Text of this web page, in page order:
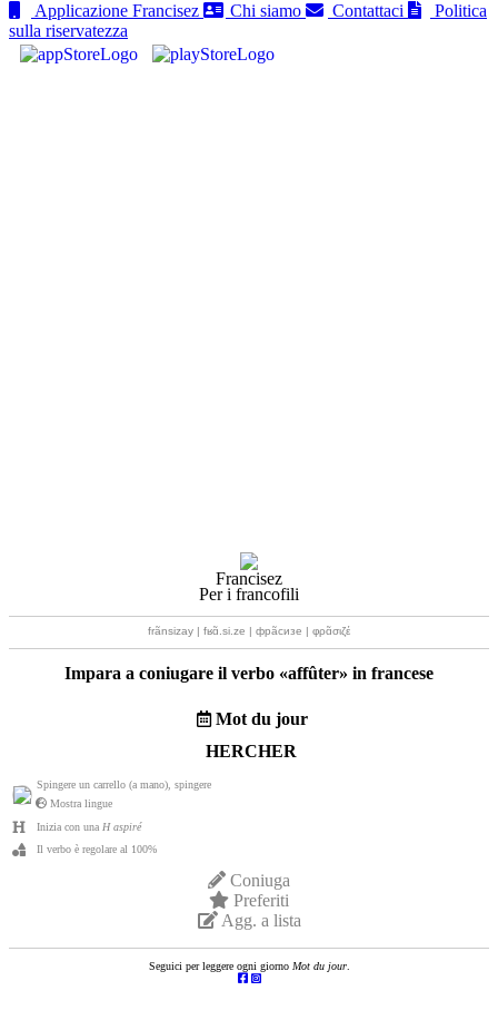
Applicazione Francisez
Chi siamo Contattaci
Politica
sulla riservatezza
Francisez
Per i francofili
frãnsizay | fʁɑ̃.si.ze | фрãсизе | φρɑ̃σιζέ
Impara a coniugare il verbo «affûter» in francese
Mot du jour
HERCHER
Spingere un carrello (a mano), spingere
Mostra lingue
Inizia con una H aspiré
Il verbo è regolare al 100%
Coniuga
Preferiti
Agg. a lista
Seguici per leggere ogni giorno Mot du jour.